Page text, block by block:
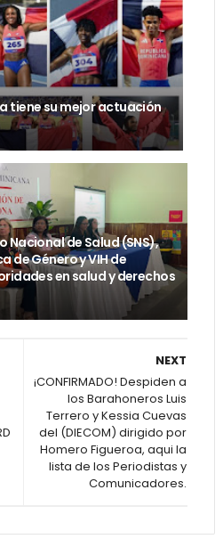
tiene su mejor actuación
Nacional de Salud (SNS),
de Género y VIH de
en salud y derechos
NEXT
¡CONFIRMADO! Despiden a
los Barahoneros Luis
Terrero y Kessia Cuevas
del (DIECOM) dirigido por
Homero Figueroa, aqui la
lista de los Periodistas y
Comunicadores.